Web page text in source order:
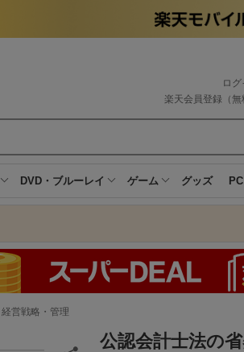
ログ
楽天会員登録（無
DVD・ブルーレイ ゲーム グッズ
経営戦略・管理
公認会計士法の